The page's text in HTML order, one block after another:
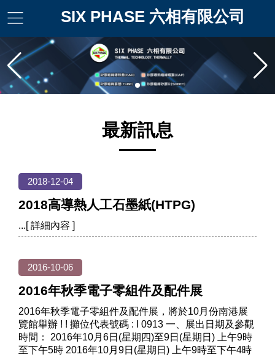
SIX PHASE 六相有限公司
最新訊息
2018-12-04
2018高導熱人工石墨紙(HTPG)
2016-10-06
2016年秋季電子零組件及配件展
2016年秋季電子零組件及配件展，將於10月份南港展
覽館舉辦 ! ! 攤位代表號碼 : I 0913 一、展出日期及參觀
時間： 2016年10月6日(星期四)至9日(星期日) 上午9時
至下午5時 2016年10月9日(星期日) 上午9時至下午4時